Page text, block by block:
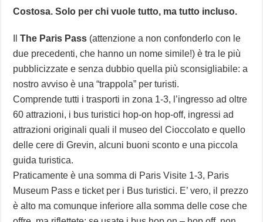
Costosa. Solo per chi vuole tutto, ma tutto incluso.
IlThe Paris Pass (attenzione a non confonderlo con le
due precedenti, che hanno un nome simile!) è tra le più
pubblicizzate e senza dubbio quella più sconsigliabile: a
nostro avviso è una “trappola” per turisti.
Comprende tutti i trasporti in zona 1-3, l’ingresso ad oltre
60 attrazioni, i bus turistici hop-on hop-off, ingressi ad
attrazioni originali quali il museo del Cioccolato e quello
delle cere di Grevin, alcuni buoni sconto e una piccola
guida turistica.
Praticamente è una somma di Paris Visite 1-3, Paris
Museum Pass e ticket per i Bus turistici. E’ vero, il prezzo
è alto ma comunque inferiore alla somma delle cose che